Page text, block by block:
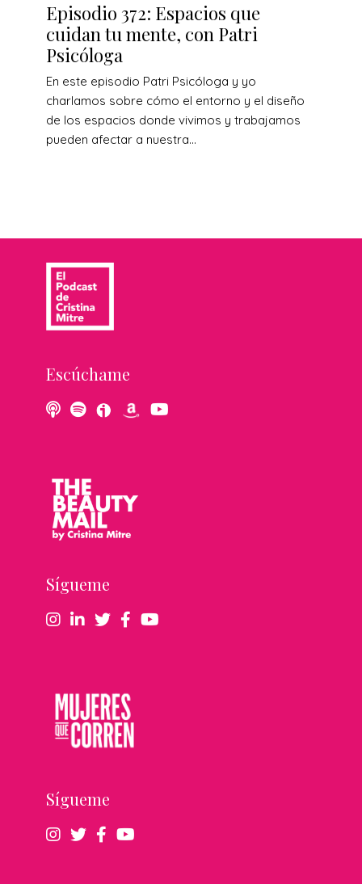
Episodio 372: Espacios que
cuidan tu mente, con Patri
Psicóloga
En este episodio Patri Psicóloga y yo
charlamos sobre cómo el entorno y el diseño
de los espacios donde vivimos y trabajamos
pueden afectar a nuestra...
Escúchame
Sígueme
Sígueme